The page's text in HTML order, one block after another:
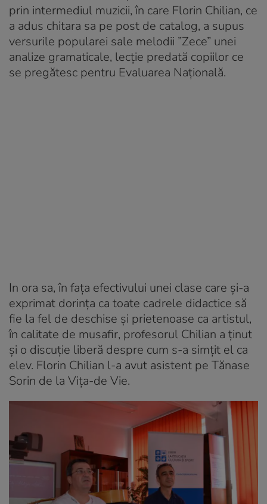
prin intermediul muzicii, în care Florin Chilian, ce
a adus chitara sa pe post de catalog, a supus
versurile popularei sale melodii ”Zece” unei
analize gramaticale, lecție predată copiilor ce
se pregătesc pentru Evaluarea Națională.
In ora sa, în fața efectivului unei clase care și-a
exprimat dorința ca toate cadrele didactice să
fie la fel de deschise și prietenoase ca artistul,
în calitate de musafir, profesorul Chilian a ținut
și o discuție liberă despre cum s-a simțit el ca
elev. Florin Chilian l-a avut asistent pe Tănase
Sorin de la Vița-de Vie.